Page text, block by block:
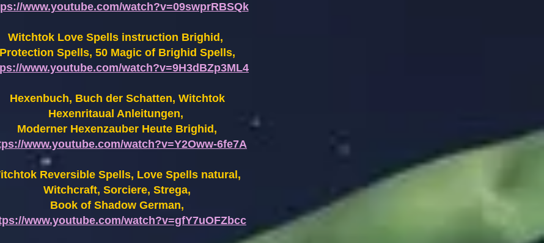
www.youtube.com/watch?v=09swprRBSQk
Witchtok Love Spells instruction Brighid,
Protection Spells, 50 Magic of Brighid Spells,
www.youtube.com/watch?v=9H3dBZp3ML4
Hexenbuch, Buch der Schatten, Witchtok
Hexenritaual Anleitungen,
Moderner Hexenzauber Heute Brighid,
www.youtube.com/watch?v=Y2Oww-6fe7A
Reversible Spells, Love Spells natural,
Witchcraft, Sorciere, Strega,
Book of Shadow German,
www.youtube.com/watch?v=gfY7uOFZbcc